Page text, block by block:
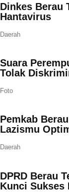
Dinkes Berau
Hantavirus
Daerah
Suara
Tolak
Foto
Pemkab
Lazismu
Daerah
DPRD Berau
Kunci Sukses